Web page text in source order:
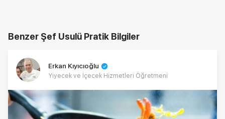
Benzer Şef Usulü Pratik Bilgiler
Erkan Kıyıcıoğlu
Yiyecek ve İçecek Hizmetleri Öğretmeni